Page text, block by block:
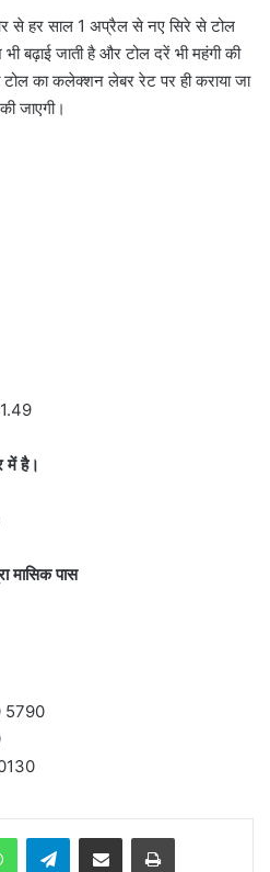
हर साल 1 अप्रैल से नए सिरे से टोल
बढ़ाई जाती है और टोल दरें भी महंगी की
का कलेक्शन लेबर रेट पर ही कराया जा
जाएगी।
में है।
मासिक पास
5790
WhatsAppTelegramShare via Email Print